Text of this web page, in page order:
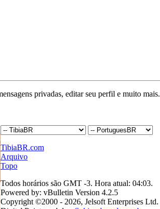
privadas, editar seu perfil e muito mais.
TibiaBR.com
Arquivo
Topo
Todos horários são GMT -3. Hora atual: 04:03.
Powered by: vBulletin Version 4.2.5
Copyright ©2000 - 2026, Jelsoft Enterprises Ltd.